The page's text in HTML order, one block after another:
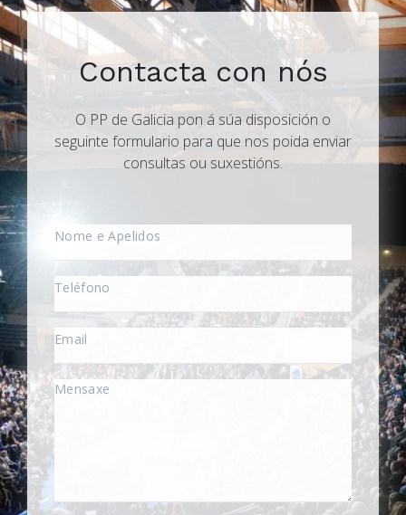
Contacta con nós
O PP de Galicia pon á súa disposición o
seguinte formulario para que nos poida enviar
consultas ou suxestións.